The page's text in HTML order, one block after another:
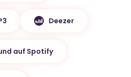
Deezer
auf Spotify